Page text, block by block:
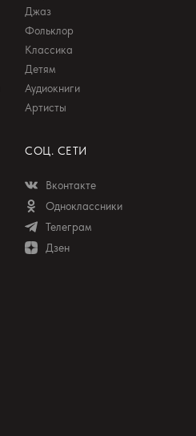
Джаз
Фольклор
Классика
Детям
Аудиокниги
Артисты
СОЦ. СЕТИ
Вконтакте
Одноклассники
Телеграм
Дзен